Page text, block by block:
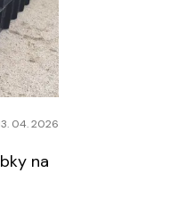
04. 2026
na